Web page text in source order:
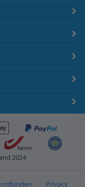
credit-card-visa
ApplePay
PayPal
bpost
Emota
2024
Privacy